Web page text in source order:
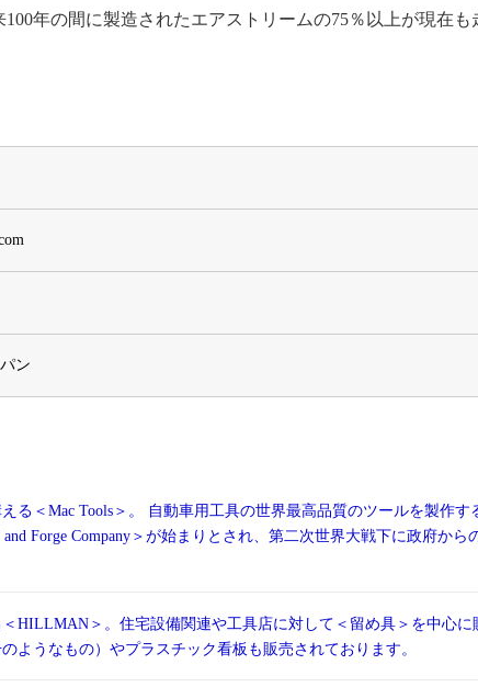
年の間に製造されたエアストリームの75％以上が現在も
ン
る＜Mac Tools＞。 自動車用工具の世界最高品質のツールを製作す
Forge Company＞が始まりとされ、第二次世界大戦下に政府から
HILLMAN＞。住宅設備関連や工具店に対して＜留め具＞を中心に
ようなもの）やプラスチック看板も販売されております。